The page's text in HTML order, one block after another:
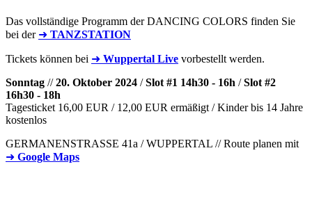
Das vollständige Programm der DANCING COLORS finden Sie
bei der ➜ TANZSTATION
Tickets können bei ➜ Wuppertal Live vorbestellt werden.
Sonntag //20. Oktober 2024 /Slot #1 14h30 - 16h /Slot #2
16h30 - 18h
Tagesticket 16,00 EUR / 12,00 EUR ermäßigt / Kinder bis 14 Jahre
kostenlos
GERMANENSTRASSE 41a / WUPPERTAL // Route planen mit
➜ Google Maps